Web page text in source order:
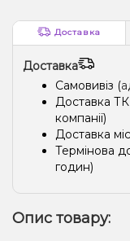
Доставка
Доставка
Самовивіз (
Доставка
компанії)
Доставка
Термінова
годин)
Опис товару: